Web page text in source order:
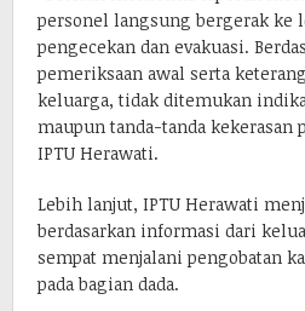
personel langsung bergerak ke
pengecekan dan evakuasi.
pemeriksaan awal serta
keluarga, tidak ditemukan
maupun tanda-tanda kekerasan
IPTU Herawati.
Lebih lanjut, IPTU Herawati
berdasarkan informasi dari
sempat menjalani pengobatan
pada bagian dada.